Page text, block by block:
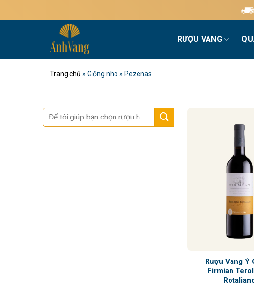
qua
RƯỢU VANG
Trang chủ » Giống nho » Pezenas
Tìm
kiếm:
Rượu Vang Ý
Firmian